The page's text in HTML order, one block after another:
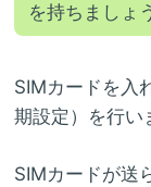
を持ちましょ
SIMカードを入
期設定）を行い
SIMカードが送